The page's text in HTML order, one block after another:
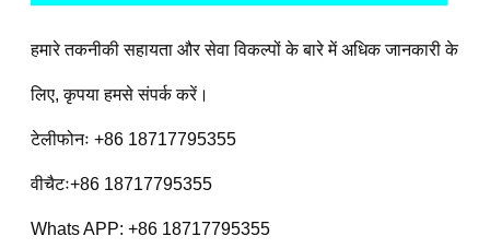
हमारे तकनीकी सहायता और सेवा विकल्पों के बारे में अधिक जानकारी के
लिए, कृपया हमसे संपर्क करें।
टेलीफोनः +86 18717795355
वीचैटः+86 18717795355
Whats APP: +86 18717795355